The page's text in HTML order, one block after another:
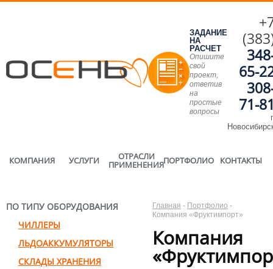
ЗАДАНИЕ
НА
РАСЧЕТ
Опишите
свой
проект,
ответив
на
простые
вопросы
65-
71-
КОМПАНИЯ УСЛУГИ ОТРАСЛИ
ПРИМЕНЕНИЯПОРТФОЛИО КОНТАКТЫ
ПО ТИПУ ОБОРУДОВАНИЯ
ЧИЛЛЕРЫ
ЛЬДОАККУМУЛЯТОРЫ
СКЛАДЫ ХРАНЕНИЯ
Главная - Портфолио -
Компания «Фруктимпорт»
Компания